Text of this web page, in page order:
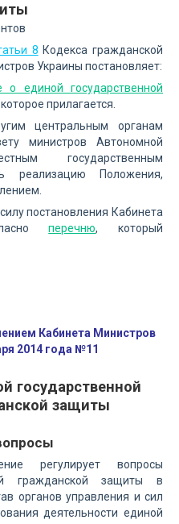
8 Кодекса гражданской
Украины постановляет:
о единой государственной
прилагается.
центральным органам
министров Автономной
государственным
реализацию Положения,
постановления Кабинета
перечню, который
Кабинета Министров
2014 года №11
государственной
защиты
регулирует вопросы
гражданской защиты в
органов управления и сил
деятельности единой